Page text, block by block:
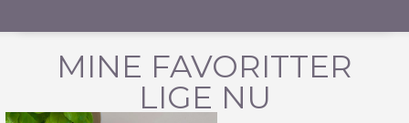
MINE FAVORITTER
LIGE NU